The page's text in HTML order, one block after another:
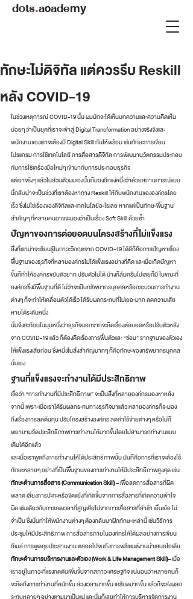
dots.academy
ทักษะไม่ดิจิทัล แต่ควรรีบ Reskill
หลัง COVID-19
ในช่วงเหตุการณ์ COVID-19 นั้น ผมมักจะได้เห็นบทความและความคิดเห็น
บ่อยๆ ว่าเป็นยุคที่เราจะเข้าสู่ Digital Transformation อย่างจริงจังและ
พนักงานของเราจะต้องมี Digital Skill กันให้พร้อม เช่นทักษะการเขียน
โปรแกรม การใช้เทคโนโลยี การสื่อสารดิจิทัล การพัฒนานวัตกรรมประกอบ
กับการใช้เครื่องมือใหม่ๆ เข้ามากับการประกอบธุรกิจ
แต่เอาจริงๆ แล้วในส่วนตัวผมเองนั้นก็มองอีกแง่หนึ่งว่าด้วยสถานการณ์แบบ
นี้กลับน่าจะเป็นช่วงที่เราต้องหาทาง Reskill ให้กับพนักงานขององค์กรโดย
เร็ว ซึ่งไม่ใช่เรื่องของดิจิทัลและเทคโนโลยีอะไรเลย หากแต่เป็นทักษะพื้นฐาน
สำคัญๆ ที่หลายคนอาจจะมองว่าเป็นเรื่อง Soft Skill ด้วยซ้ำ
ปัญหาของการต่อยอดบนโครงสร้างที่ไม่แข็งแรง
สิ่งที่เราน่าจะเรียนรู้ในภาวะวิกฤตจาก COVID-19 ได้ดีก็คือการปัญหาเรื่อง
พื้นฐานของธุรกิจที่หลายองค์กรไม่ได้แข็งแรงอย่างที่คิด และเมื่อเกิดปัญหา
ขึ้นก็ทำให้องค์กรขยับตัวยาก ปรับตัวไม่ได้ บ้างก็ล้มครืนไปเลยก็มี ในขณะที่
องค์กรซึ่งมีพื้นฐานที่ดี ไม่ว่าจะเป็นทรัพยากรบุคคลหรือกระบวนการทำงาน
ต่างๆ ก็จะทำให้เคลื่อนตัวได้เร็ว ได้รับผลกระทบที่ไม่เยอะมาก ลดความเสีย
หายได้ระดับหนึ่ง
นั่นจึงสะท้อนในมุมหนึ่งว่าธุรกิจนอกจากจะคิดเรื่องต่อยอดหรือปรับตัวหลัง
จาก COVID-19 แล้ว ก็ต้องคิดเรื่องการฟื้นตัวและ “ซ่อม” รากฐานของตัวเอง
ให้แข็งแรงเสียก่อน ซึ่งหนึ่งในสิ่งสำคัญมากๆ ก็คือทักษะของทรัพยากรบุคคล
นั่นเอง
ฐานที่แข็งแรงจะทำงานได้มีประสิทธิภาพ
เชื่อว่า “การทำงานที่มีประสิทธิภาพ” จะเป็นสิ่งที่หลายองค์กรมองหาหลัง
จากนี้ เพราะเมื่อเราได้รับผลกระทบทางธุรกิจมาแล้ว หลายองค์กรก็จะมอง
ถึงเรื่องการลดต้นทุน ปรับโครงสร้างองค์กร ลดค่าใช้จ่ายต่างๆ หรือไม่ก็
พยายามรีดประสิทธิภาพการทำงานให้มากขึ้นโดยไม่สามารถทำงานแบบ
เดิมได้อีกแล้ว
และเมื่อเราพูดถึงการทำงานให้ได้ประสิทธิภาพนั้น มันก็คือการที่เราจะต้องใช้
ทักษะหลายๆ อย่างที่เป็นพื้นฐานของการทำงานให้มีประสิทธิภาพสูงสุด เช่น
ทักษะด้านการสื่อสาร (Communication Skill) – เพื่อลดการสื่อสารที่ผิด
พลาด เลี่ยงการปะทะหรือขัดแย้งที่เกิดขึ้นจากการสื่อสารที่เกิดความเข้าใจ
ผิด เช่นเดียวกับการลดเวลาที่สูญเสียไปจากการสื่อสารที่ล่าช้า เยิ่นเย้อ ไม่
จำเป็น ซึ่งนั่นทำให้พนักงานต่างๆ ต้องกลับมาฝึกทักษะเหล่านี้ เช่นวิธีการ
ประชุมให้มีประสิทธิภาพ การสื่อสารภายในองค์กรให้ได้ผลอย่างการเขียน
อีเมล์ การพูดคุยประสานงาน ตลอดไปจนถึงการพรีเซนต์งานนำเสนอไอเดีย
ทักษะด้านการบริหารงานและตัวเอง (Work & Life Management Skill)– เมื่อ
เราอยู่ในภาวะที่แรงกดดันเพิ่มขึ้นจากสภาวะเศรษฐกิจ แน่นอนว่าหลายคนก็
จะคิดถึงการทำงานที่หนักขึ้น ล่วงเวลามากขึ้น เครียดมากขึ้น แล้วก็จะส่งผลก
ระทบหลายๆ อย่างตามมาเป็นแน่ และนั่นก็เลยทำให้การบริหารจัดการงาน